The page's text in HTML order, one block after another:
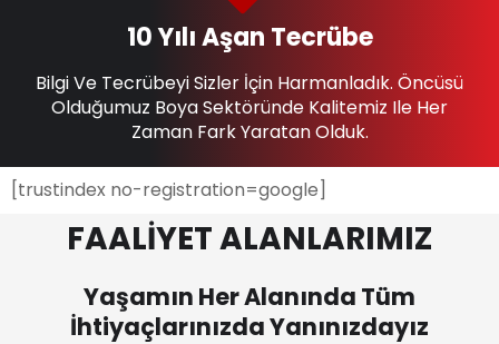
10 Yılı Aşan Tecrübe
Bilgi Ve Tecrübeyi Sizler İçin Harmanladık. Öncüsü
Olduğumuz Boya Sektöründe Kalitemiz Ile Her
Zaman Fark Yaratan Olduk.
[trustindex no-registration=google]
FAALİYET ALANLARIMIZ
Yaşamın Her Alanında Tüm
İhtiyaçlarınızda Yanınızdayız